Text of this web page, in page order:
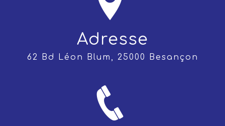
Adresse
62 Bd Léon Blum, 25000 Besançon